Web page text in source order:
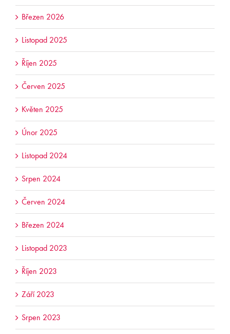
Březen 2026
Listopad 2025
Říjen 2025
Červen 2025
Květen 2025
Únor 2025
Listopad 2024
Srpen 2024
Červen 2024
Březen 2024
Listopad 2023
Říjen 2023
Září 2023
Srpen 2023